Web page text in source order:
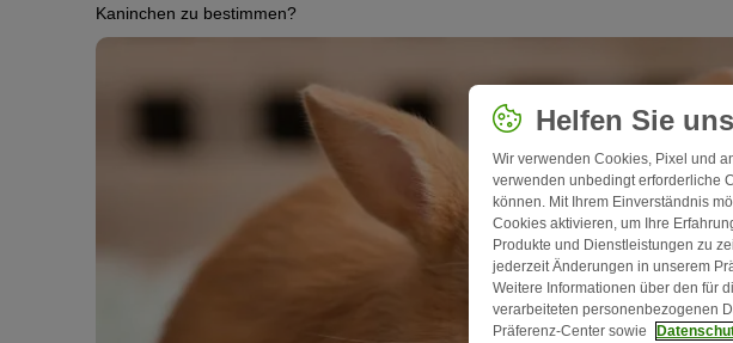
Kaninchen zu bestimmen?
Helfen Sie
Wir verwenden Cookies, Pixel und
verwenden unbedingt erforderliche
können. Mit Ihrem Einverständnis
Cookies aktivieren, um Ihre
Produkte und Dienstleistungen zu
jederzeit Änderungen in unserem
Weitere Informationen über den für
verarbeiteten personenbezogenen
Präferenz-Center sowie